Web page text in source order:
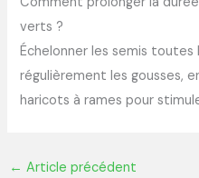
verts ?
Échelonner les semis
régulièrement les gousses,
haricots à rames pour
← Article précédent